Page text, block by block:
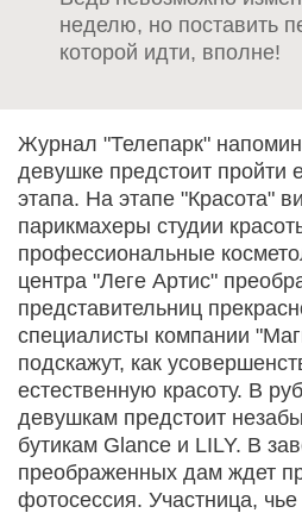
неделю, но поставить
которой идти, вполне!
Журнал "Телепарк"
девушке предстоит
этапа. На этапе "Красота"
парикмахеры студии
профессиональные
центра "Леге Артис"
представительниц
специалисты компании
подскажут, как
естественную красоту. В
девушкам предстоит
бутикам Glance и LILY. В
преображенных дам ждет
фотосессия. Участница,